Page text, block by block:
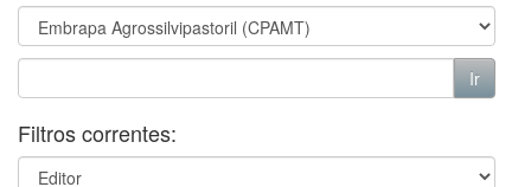
Filtros correntes: